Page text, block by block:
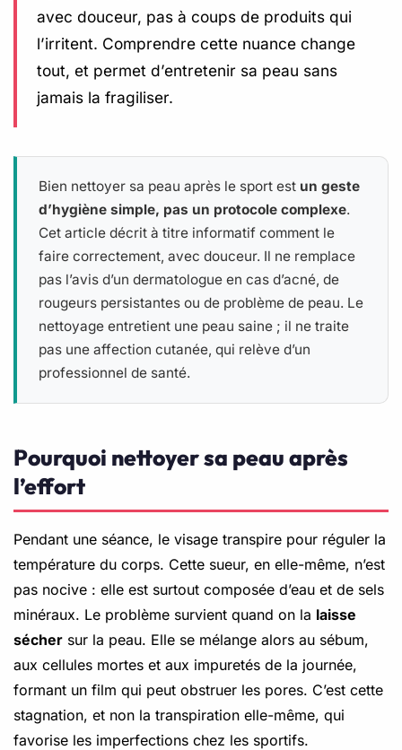
avec douceur, pas à coups de produits qui
l’irritent. Comprendre cette nuance change
tout, et permet d’entretenir sa peau sans
jamais la fragiliser.
Bien nettoyer sa peau après le sport est un geste
d’hygiène simple, pas un protocole complexe.
Cet article décrit à titre informatif comment le
faire correctement, avec douceur. Il ne remplace
pas l’avis d’un dermatologue en cas d’acné, de
rougeurs persistantes ou de problème de peau. Le
nettoyage entretient une peau saine ; il ne traite
pas une affection cutanée, qui relève d’un
professionnel de santé.
Pourquoi nettoyer sa peau après
l’effort
Pendant une séance, le visage transpire pour réguler la
température du corps. Cette sueur, en elle-même, n’est
pas nocive : elle est surtout composée d’eau et de sels
minéraux. Le problème survient quand on la laisse
sécher sur la peau. Elle se mélange alors au sébum,
aux cellules mortes et aux impuretés de la journée,
formant un film qui peut obstruer les pores. C’est cette
stagnation, et non la transpiration elle-même, qui
favorise les imperfections chez les sportifs.